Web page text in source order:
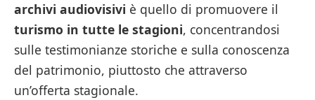
archivi audiovisivi è quello di promuovere il
turismo in tutte le stagioni, concentrandosi
sulle testimonianze storiche e sulla conoscenza
del patrimonio, piuttosto che attraverso
un’offerta stagionale.